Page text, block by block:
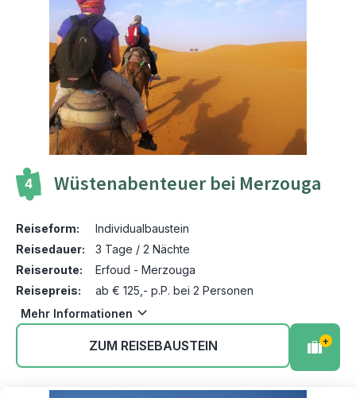
4 Wüstenabenteuer bei Merzouga
Reiseform:
Individualbaustein
Reisedauer:
3 Tage / 2 Nächte
Reiseroute:
Erfoud - Merzouga
Reisepreis:
ab € 125,- p.P. bei 2 Personen
Mehr Informationen
ZUM REISEBAUSTEIN +